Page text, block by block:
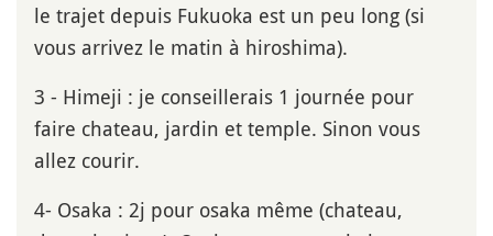
le trajet depuis Fukuoka est un peu long (si
vous arrivez le matin à hiroshima).
3 - Himeji : je conseillerais 1 journée pour
faire chateau, jardin et temple. Sinon vous
allez courir.
4- Osaka : 2j pour osaka même (chateau,